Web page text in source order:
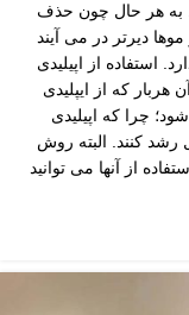
به هر حال چون حذف
موها دیرتر در می آیند
استفاده از اپیلیدی
هربار که از ایپلیدی
چرا که اپیلیدی
کنند. البته روش
از آنها می ‌توانید